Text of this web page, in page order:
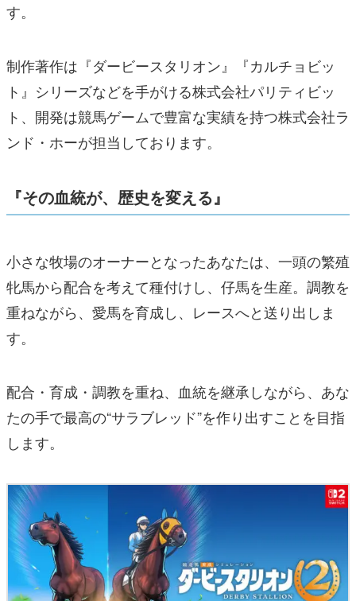
す。
制作著作は『ダービースタリオン』『カルチョビッ
ト』シリーズなどを手がける株式会社パリティビッ
ト、開発は競馬ゲームで豊富な実績を持つ株式会社ラ
ンド・ホーが担当しております。
『その血統が、歴史を変える』
小さな牧場のオーナーとなったあなたは、一頭の繁殖
牝馬から配合を考えて種付けし、仔馬を生産。調教を
重ねながら、愛馬を育成し、レースへと送り出しま
す。
配合・育成・調教を重ね、血統を継承しながら、あな
たの手で最高の“サラブレッド”を作り出すことを目指
します。